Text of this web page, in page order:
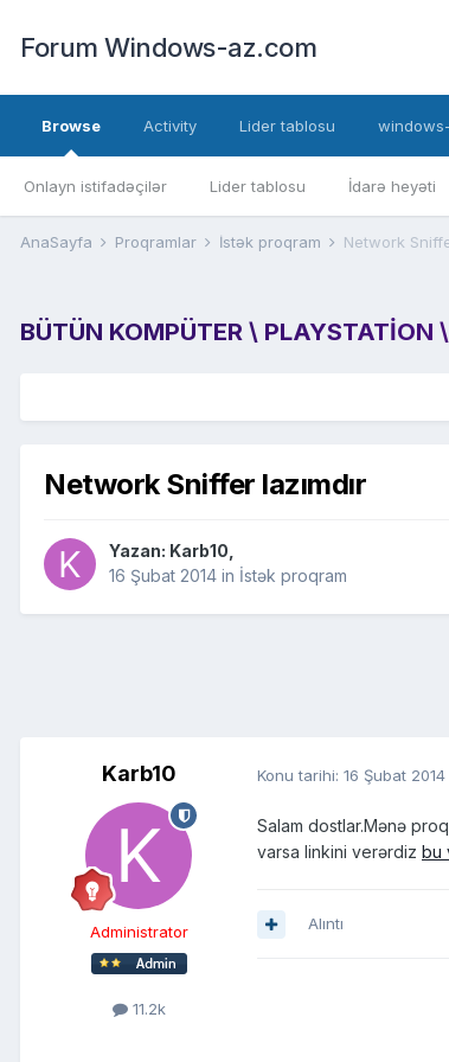
Forum Windows-az.com
Browse
Onlayn istifadəçilər Lider tablosu İdarə heyəti
Activity Lider tablosu
AnaSayfa Proqramlar İstək proqram Network
BÜTÜN KOMPÜTER \
Network Sniffer lazımdır
Yazan: Karb10
16 Şubat 2014 in İstək proqram
Karb10
Administrator
11.2k
Konu tarihi: 16 Şubat 2014
Salam dostlar.Mənə
varsa linkini verərdiz bu
Alıntı